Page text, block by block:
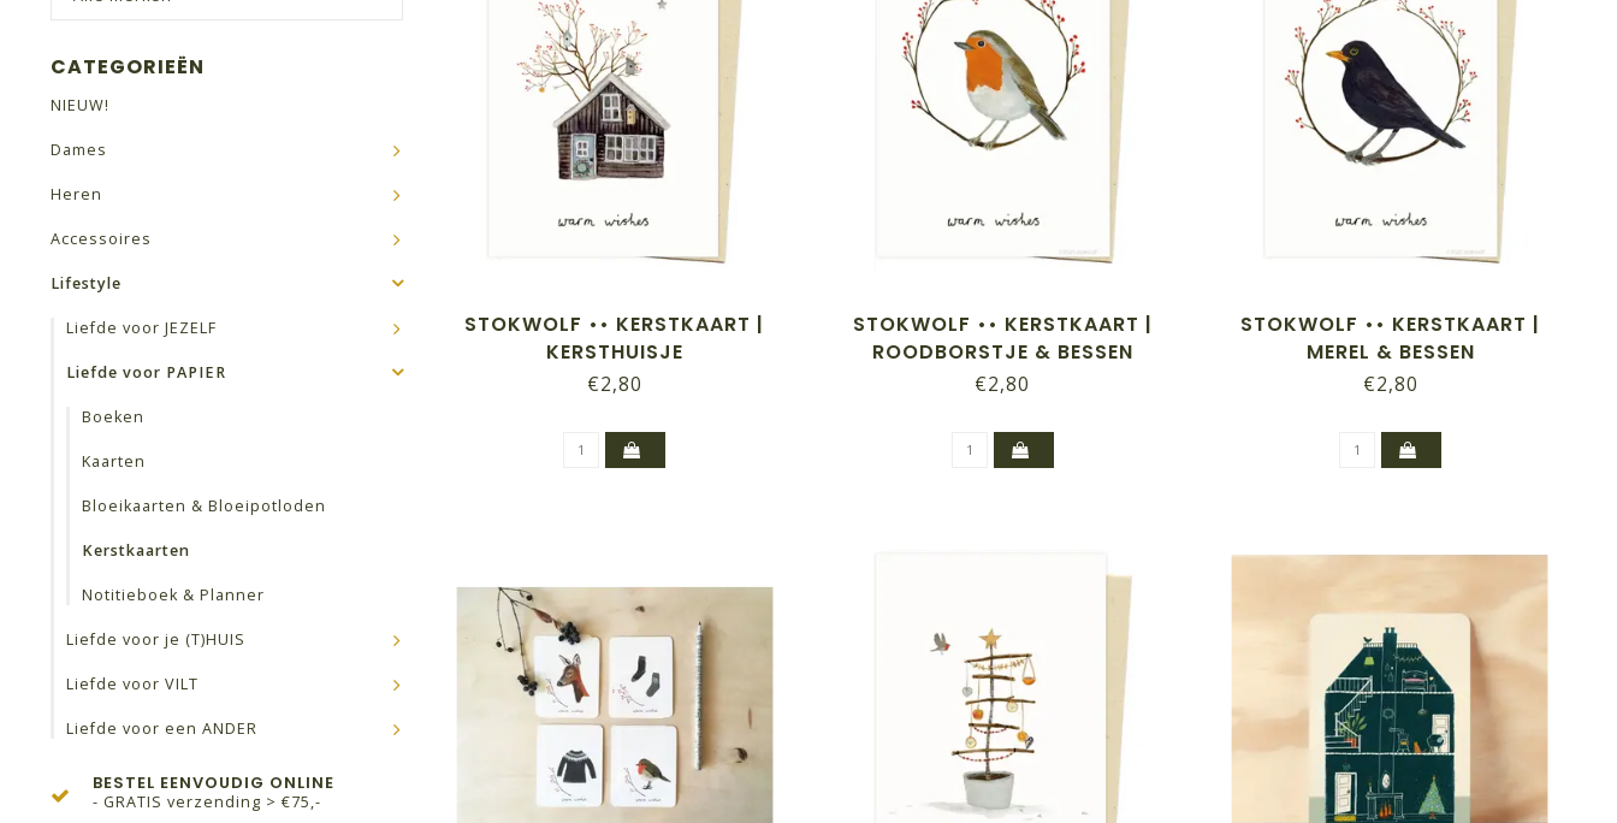
CATEGORIEËN
NIEUW!
Dames
Heren
Accessoires
Lifestyle
Liefde voor JEZELF
Liefde voor PAPIER
Boeken
Kaarten
Bloeikaarten & Bloeipotloden
Kerstkaarten
Notitieboek & Planner
Liefde voor je (T)HUIS
Liefde voor VILT
Liefde voor een ANDER
BESTEL EENVOUDIG ONLINE
- GRATIS verzending > €75,-
STOKWOLF •• KERSTKAART |
KERSTHUISJE
€2,80
STOKWOLF •• KERSTKAART |
ROODBORSTJE & BESSEN
€2,80
STOKWOLF •• KERSTKAART |
MEREL & BESSEN
€2,80